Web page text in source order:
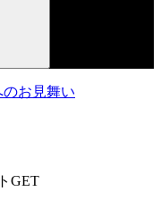
お見舞い
GET